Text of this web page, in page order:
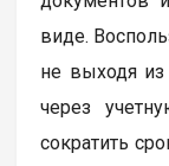
виде.
не выходя из
через
сократить